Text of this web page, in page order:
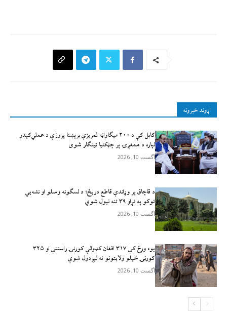
اړوند خبرونه
کابل کې د ۲۰۰ میګاواټه لمریزې برېښنا پروژې د عملي‌کېدو
لپاره د همغږۍ پر چټکتیا ټینګار شوی
آگست 10, 2026
د قاچاق پر وړاندې قاطع دريځ؛ د لسګونه وسلو او نشه‌يي
توکو په تړاو ۳۹ تنه نيول شوي
آگست 10, 2026
یوه ورځ کې ۳۱۷ افغان کډوالې کورنۍ راستنې او ۳۲۵
کورنۍ خپلو ولایتونو ته لېږدول شوې
آگست 10, 2026